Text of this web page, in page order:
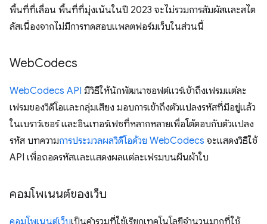
พื้นที่ที่เลื่อน พื้นที่ที่มุ่งเน้นในปี 2023 จะไม่รวมการสัมผัสและสไต
ลัสเนื่องจากไม่มีการทดสอบแพลตฟอร์มเว็บในส่วนนี้
WebCodecs
WebCodecs API มีวิธีให้นักพัฒนาซอฟต์แวร์เข้าถึงเฟรมแต่ละ
เฟรมของวิดีโอและกลุ่มเสียง มอบการเข้าถึงตัวแปลงรหัสที่มีอยู่แล้ว
ในเบราว์เซอร์ และอินเทอร์เฟซที่หลากหลายเพื่อโต้ตอบกับตัวแปลง
รหัส บทความการประมวลผลวิดีโอด้วย WebCodecs จะแสดงวิธีใช้
API เพื่อถอดรหัสและแสดงผลแต่ละเฟรมบนผืนผ้าใบ
คอมโพเนนต์ของเว็บ
คอมโพเนนต์เว็บเป็นคำรวมที่ใช้เรียกเทคโนโลยีจำนวนมากที่ใช้